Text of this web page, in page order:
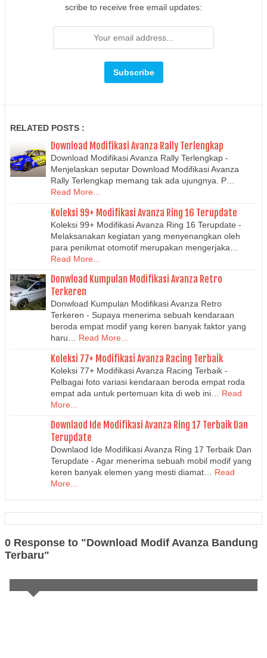
scribe to receive free email updates:
RELATED POSTS :
Download Modifikasi Avanza Rally Terlengkap
Download Modifikasi Avanza Rally Terlengkap -
Menjelaskan seputar Download Modifikasi Avanza
Rally Terlengkap memang tak ada ujungnya. P…
Read More...
Koleksi 99+ Modifikasi Avanza Ring 16 Terupdate
Koleksi 99+ Modifikasi Avanza Ring 16 Terupdate -
Melaksanakan kegiatan yang menyenangkan oleh
para penikmat otomotif merupakan mengerjaka…
Read More...
Donwload Kumpulan Modifikasi Avanza Retro
Terkeren
Donwload Kumpulan Modifikasi Avanza Retro
Terkeren - Supaya menerima sebuah kendaraan
beroda empat modif yang keren banyak faktor yang
haru…
Read More...
Koleksi 77+ Modifikasi Avanza Racing Terbaik
Koleksi 77+ Modifikasi Avanza Racing Terbaik -
Pelbagai foto variasi kendaraan beroda empat roda
empat ada untuk pertemuan kita di web ini…
Read
More...
Downlaod Ide Modifikasi Avanza Ring 17 Terbaik Dan
Terupdate
Downlaod Ide Modifikasi Avanza Ring 17 Terbaik Dan
Terupdate - Agar menerima sebuah mobil modif yang
keren banyak elemen yang mesti diamat…
Read
More...
0 Response to "Download Modif Avanza Bandung
Terbaru"